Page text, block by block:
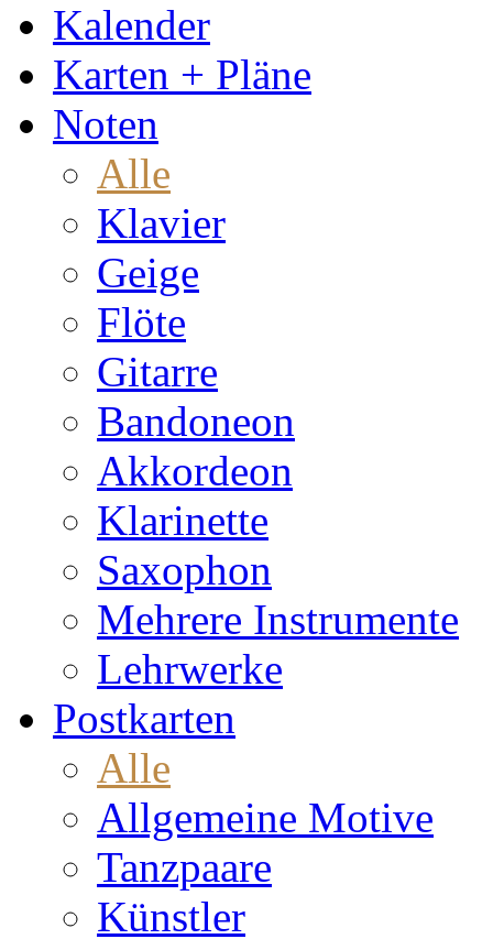
Kalender
Karten + Pläne
Noten
Alle
Klavier
Geige
Flöte
Gitarre
Bandoneon
Akkordeon
Klarinette
Saxophon
Mehrere Instrumente
Lehrwerke
Postkarten
Alle
Allgemeine Motive
Tanzpaare
Künstler